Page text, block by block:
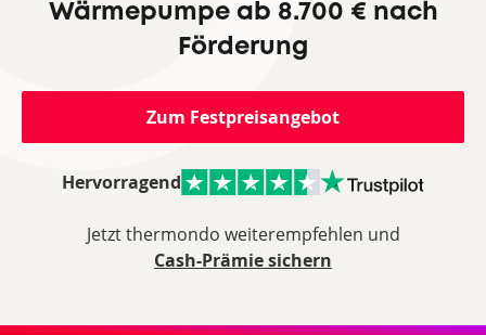
Wärmepumpe ab 8.700 € nach
Förderung
Zum Festpreisangebot
Hervorragend
Jetzt thermondo weiterempfehlen und
Cash-Prämie sichern